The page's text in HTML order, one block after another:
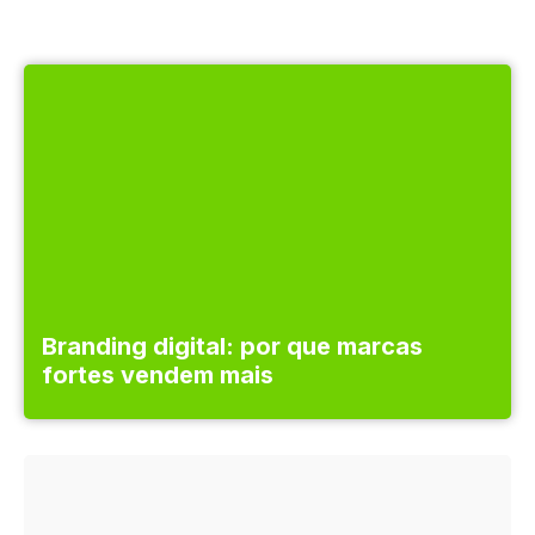
Branding digital: por que marcas
fortes vendem mais